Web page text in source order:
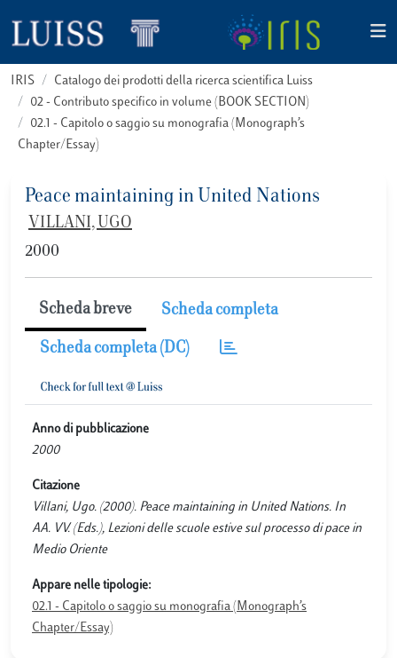
IRIS
Catalogo dei prodotti della ricerca scientifica Luiss
02 - Contributo specifico in volume (BOOK SECTION)
02.1 - Capitolo o saggio su monografia (Monograph’s
Chapter/Essay)
Peace maintaining in United Nations
VILLANI, UGO
2000
Scheda breve Scheda completa
Scheda completa (DC)
Anno di pubblicazione
2000
Citazione
Villani, Ugo. (2000). Peace maintaining in United Nations. In
AA. VV. (Eds.), Lezioni delle scuole estive sul processo di pace in
Medio Oriente
Appare nelle tipologie:
02.1 - Capitolo o saggio su monografia (Monograph’s
Chapter/Essay)